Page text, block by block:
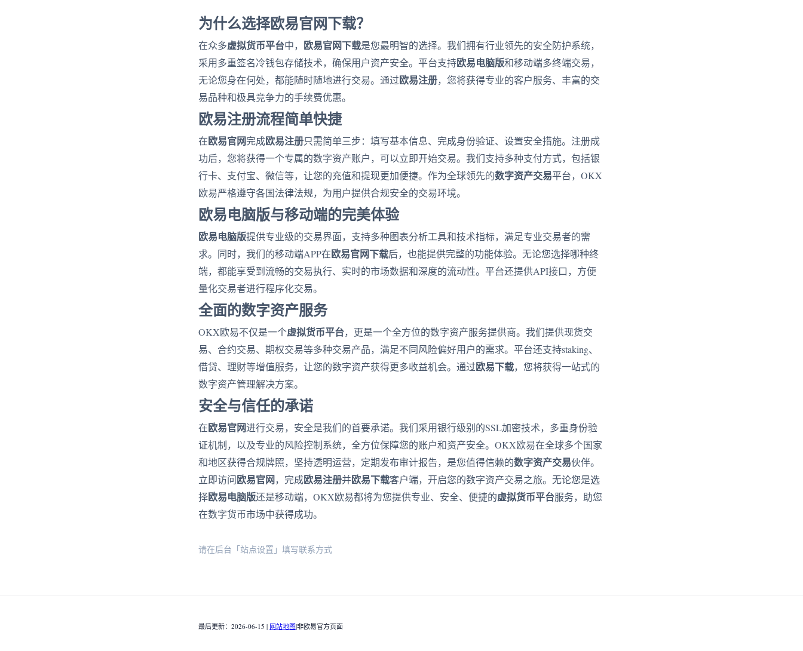
为什么选择欧易官网下载？
在众多虚拟货币平台中， 欧易官网下载是您最明智的选择。我们拥有行业领先的安全防护系统，
采用多重签名冷钱包存储技术，确保用户资产安全。平台支持欧易电脑版和移动端多终端交易，
无论您身在何处，都能随时随地进行交易。通过欧易注册，您将获得专业的客户服务、丰富的交
易品种和极具竞争力的手续费优惠。
欧易注册流程简单快捷
在欧易官网完成欧易注册只需简单三步：填写基本信息、完成身份验证、设置安全措施。注册成
功后，您将获得一个专属的数字资产账户，可以立即开始交易。我们支持多种支付方式，包括银
行卡、支付宝、微信等，让您的充值和提现更加便捷。作为全球领先的数字资产交易平台，OKX
欧易严格遵守各国法律法规，为用户提供合规安全的交易环境。
欧易电脑版与移动端的完美体验
欧易电脑版提供专业级的交易界面，支持多种图表分析工具和技术指标，满足专业交易者的需
求。同时，我们的移动端APP在欧易官网下载后，也能提供完整的功能体验。无论您选择哪种终
端，都能享受到流畅的交易执行、实时的市场数据和深度的流动性。平台还提供API接口，方便
量化交易者进行程序化交易。
全面的数字资产服务
OKX欧易不仅是一个虚拟货币平台，更是一个全方位的数字资产服务提供商。我们提供现货交
易、合约交易、期权交易等多种交易产品，满足不同风险偏好用户的需求。平台还支持staking、
借贷、理财等增值服务，让您的数字资产获得更多收益机会。通过欧易下载，您将获得一站式的
数字资产管理解决方案。
安全与信任的承诺
在欧易官网进行交易，安全是我们的首要承诺。我们采用银行级别的SSL加密技术，多重身份验
证机制，以及专业的风险控制系统，全方位保障您的账户和资产安全。OKX欧易在全球多个国家
和地区获得合规牌照，坚持透明运营，定期发布审计报告，是您值得信赖的数字资产交易伙伴。
立即访问欧易官网，完成欧易注册并欧易下载客户端，开启您的数字资产交易之旅。无论您是选
择欧易电脑版还是移动端，OKX欧易都将为您提供专业、安全、便捷的虚拟货币平台服务，助您
在数字货币市场中获得成功。
请在后台「站点设置」填写联系方式
最后更新：2026-06-15 | 网站地图|非欧易官方页面